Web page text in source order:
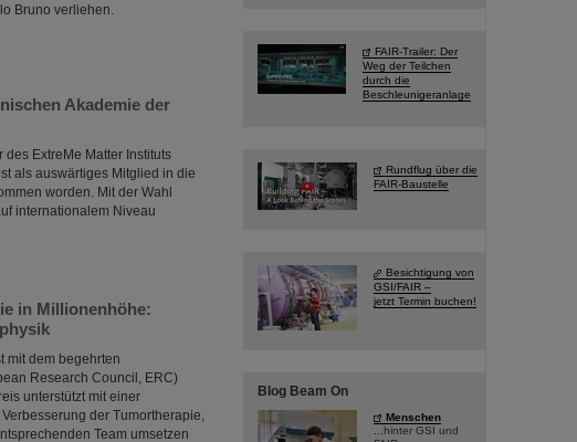
Bruno verliehen.
Akademie der
ExtreMe Matter Instituts
als auswärtiges Mitglied in die
worden. Mit der Wahl
internationalem Niveau
in Millionenhöhe:
mit dem begehrten
Research Council, ERC)
unterstützt mit einer
der Tumortherapie,
Team umsetzen
FAIR-Trailer: Der
Weg der Teilchen
durch die
Beschleunigeranlage
Rundflug über die
FAIR-Baustelle
Besichtigung von
GSI/FAIR –
jetzt Termin buchen!
Blog Beam On
Menschen
...hinter GSI und